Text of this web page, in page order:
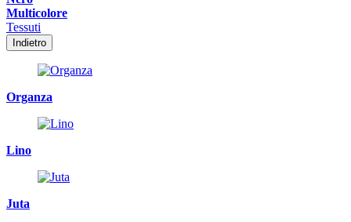
Multicolore
Tessuti
Indietro
Organza
Lino
Juta